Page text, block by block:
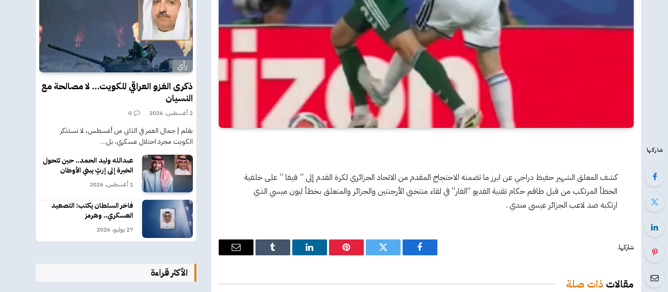
شاركها
كشف المعلق الشهير حفيظ دراجي عن ابرز ما تضمنه الاحتجاج المقدم من الاتحاد الجزائري لكرة القدم إلى ” فيفا ” على خلفية
الخطأ المرتكب من قبل طاقم حكام تقنية الفديو “الفار” في لقاء منتخبي الأرجنتين والجزائر والمتعلق بخطأ ليون ميسي الذي
ارتكبه ضد لاعب الجزائر عيسى مندي .
شاركها.
فيسبوك تويتر بينتيريستلينكدإن Tumblr
البريد
مقالات ذات صلة
رأي
ذكرى الغزو العراقي للكويت… لا مصالحة مع
النسيان
2 أغسطس، 2026 0
بقلم | جمال العمر في الثاني من أغسطس، لا تستذكر
الكويت مجرد احتلال عسكري، بل…
عبدالله وليد الحمد.. حين تتحول
الخبرة إلى إرثٍ يبني الأوطان
1 أغسطس، 2026
فاخر السلطان يكتب: التصعيد
العسكري.. وهرمز
27 يوليو، 2026
الأكثر قراءة